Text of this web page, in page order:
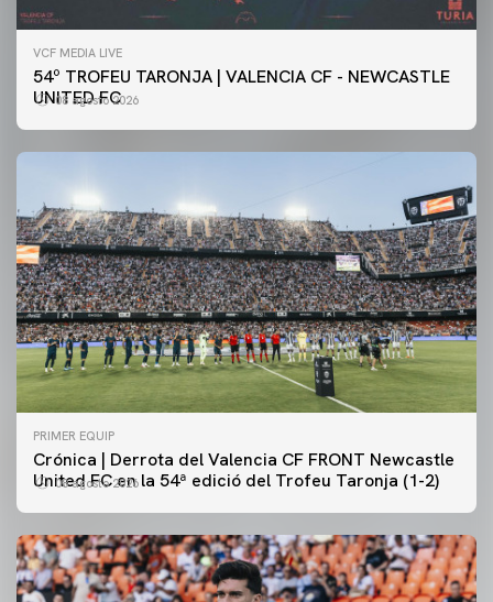
VCF MEDIA LIVE
54º TROFEU TARONJA | VALENCIA CF - NEWCASTLE
UNITED FC
08 agosto 2026
PRIMER EQUIP
Crónica | Derrota del Valencia CF FRONT Newcastle
United FC en la 54ª edició del Trofeu Taronja (1-2)
08 agosto 2026